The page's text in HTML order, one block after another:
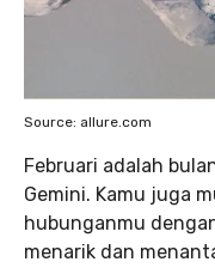
Source: allure.com
Februari adalah
Gemini. Kamu juga
hubunganmu
menarik dan